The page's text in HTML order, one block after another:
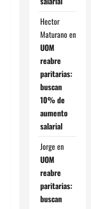
Hector
Maturano en
UOM
reabre
paritarias:
buscan
10% de
aumento
salarial
Jorge en
UOM
reabre
paritarias:
buscan